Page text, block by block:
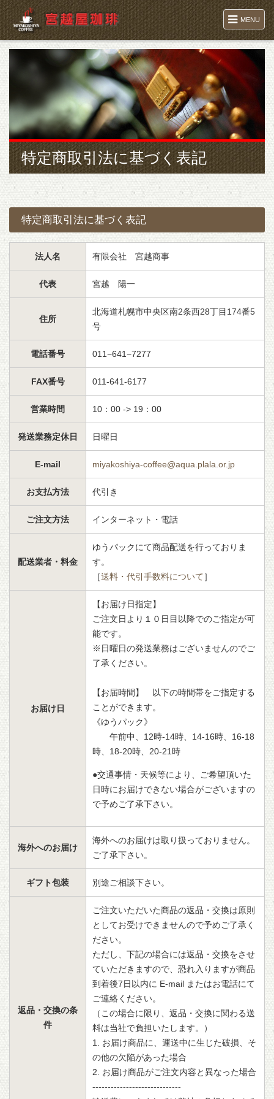
MENU
特定商取引法に基づく表記
特定商取引法に基づく表記
法人名 有限会社 宮越商事
代表 宮越 陽一
住所
北海道札幌市中央区南2条西28丁目174番5
号
電話番号 011−641−7277
FAX番号 011-641-6177
営業時間 10：00 -> 19：00
発送業務定休日 日曜日
E-mail miyakoshiya-coffee@aqua.plala.or.jp
お支払方法 代引き
ご注文方法 インターネット・電話
配送業者・料金
ゆうパックにて商品配送を行っておりま
す。
［送料・代引手数料について ］
お届け日
【お届け日指定】
ご注文日より１０日目以降でのご指定が可
能です。
※日曜日の発送業務はございませんのでご
了承ください。
【お届時間】 以下の時間帯をご指定する
ことができます。
《ゆうパック》
午前中、12時-14時、14-16時、16-18
時、18-20時、20-21時
●交通事情・天候等により、ご希望頂いた
日時にお届けできない場合がございますの
で予めご了承下さい。
海外へのお届け
海外へのお届けは取り扱っておりません。
ご了承下さい。
ギフト包装 別途ご相談下さい。
返品・交換の条
件
ご注文いただいた商品の返品・交換は原則
としてお受けできませんので予めご了承く
ださい。
ただし、下記の場合には返品・交換をさせ
ていただきますので、恐れ入りますが商品
到着後7日以内に E-mail またはお電話にて
ご連絡ください。
（この場合に限り、返品・交換に関わる送
料は当社で負担いたします。）
1. お届け商品に、運送中に生じた破損、そ
の他の欠陥があった場合
2. お届け商品がご注文内容と異なった場合
-----------------------------